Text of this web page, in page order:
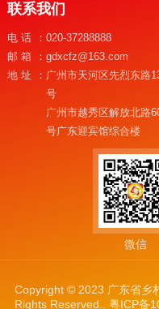
联系我们
电话： 020-37288888
邮箱： gdxcfz@163.com
地址： 广州市天河区先烈东路
号
广州市越秀区解放北路
号广东迎宾馆综合楼
微信
Copyright © 2023 广东省乡
Rights Reserved.. 粤ICP备